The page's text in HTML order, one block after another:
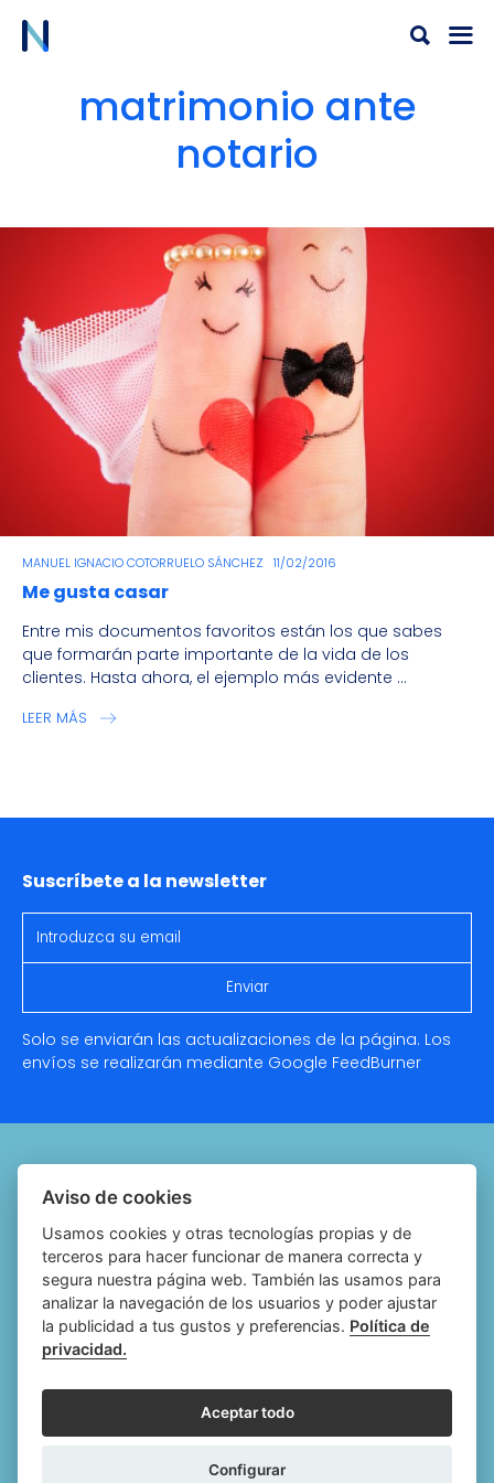
matrimonio ante
notario
MANUEL IGNACIO COTORRUELO SÁNCHEZ 11/02/2016
Me gusta casar
Entre mis documentos favoritos están los que sabes
que formarán parte importante de la vida de los
clientes. Hasta ahora, el ejemplo más evidente ...
LEER MÁS
Suscríbete a la newsletter
Solo se enviarán las actualizaciones de la página. Los
envíos se realizarán mediante Google FeedBurner
Política de cookies
Política de privacidad
Aviso legal
Configurar cookies
Aviso de cookies
Usamos cookies y otras tecnologías propias y de
terceros para hacer funcionar de manera correcta y
segura nuestra página web. También las usamos para
analizar la navegación de los usuarios y poder ajustar
la publicidad a tus gustos y preferencias. Política de
privacidad.
Aceptar todo
Configurar